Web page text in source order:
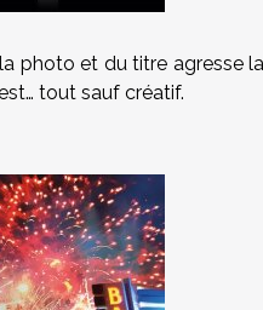
photo et du titre agresse la
tout sauf créatif.